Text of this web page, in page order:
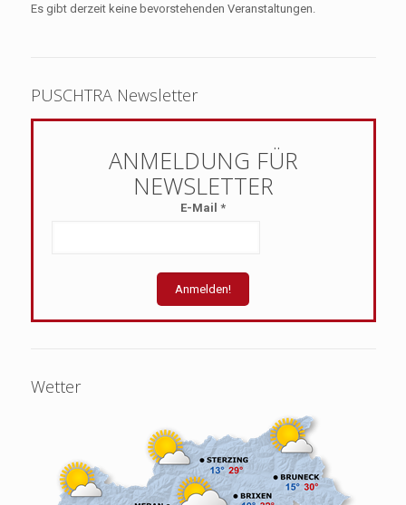
Es gibt derzeit keine bevorstehenden Veranstaltungen.
PUSCHTRA Newsletter
E-Mail *
Wetter